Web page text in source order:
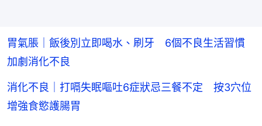
胃氣脹｜飯後別立即喝水、刷牙 6個不良生活習慣
加劇消化不良
消化不良｜打嗝失眠嘔吐6症狀忌三餐不定 按3穴位
增強食慾護腸胃